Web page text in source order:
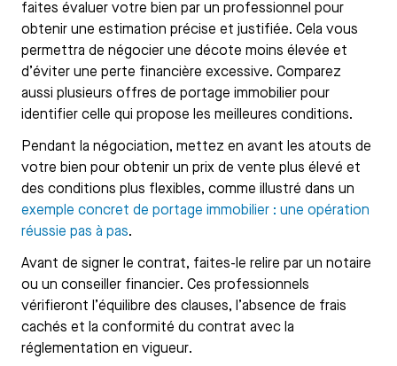
faites évaluer votre bien par un professionnel pour
obtenir une estimation précise et justifiée. Cela vous
permettra de négocier une décote moins élevée et
d’éviter une perte financière excessive. Comparez
aussi plusieurs offres de portage immobilier pour
identifier celle qui propose les meilleures conditions.
Pendant la négociation, mettez en avant les atouts de
votre bien pour obtenir un prix de vente plus élevé et
des conditions plus flexibles, comme illustré dans un
exemple concret de portage immobilier : une opération
réussie pas à pas.
Avant de signer le contrat, faites-le relire par un notaire
ou un conseiller financier. Ces professionnels
vérifieront l’équilibre des clauses, l’absence de frais
cachés et la conformité du contrat avec la
réglementation en vigueur.